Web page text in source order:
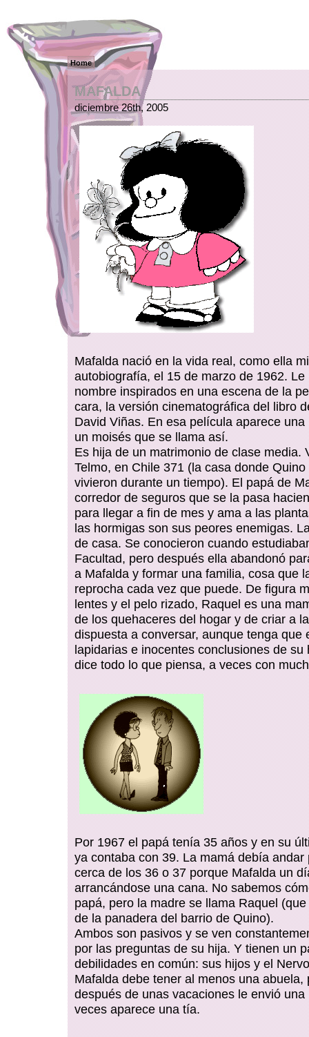
Home
MAFALDA
diciembre 26th, 2005
Mafalda nació en la vida real, como ella
autobiografía, el 15 de marzo de 1962. Le
nombre inspirados en una escena de la
cara, la versión cinematográfica del libro
David Viñas. En esa película aparece una
un moisés que se llama así.
Es hija de un matrimonio de clase media.
Telmo, en Chile 371 (la casa donde
vivieron durante un tiempo). El papá de
corredor de seguros que se la pasa
para llegar a fin de mes y ama a las
las hormigas son sus peores enemigas.
de casa. Se conocieron cuando
Facultad, pero después ella abandonó
a Mafalda y formar una familia, cosa que
reprocha cada vez que puede. De figura
lentes y el pelo rizado, Raquel es una
de los quehaceres del hogar y de criar a
dispuesta a conversar, aunque tenga que
lapidarias e inocentes conclusiones de su
dice todo lo que piensa, a veces con
Por 1967 el papá tenía 35 años y en su
ya contaba con 39. La mamá debía andar
cerca de los 36 o 37 porque Mafalda un
arrancándose una cana. No sabemos
papá, pero la madre se llama Raquel
de la panadera del barrio de Quino).
Ambos son pasivos y se ven
por las preguntas de su hija. Y tienen un
debilidades en común: sus hijos y el
Mafalda debe tener al menos una abuela,
después de unas vacaciones le envió una
veces aparece una tía.